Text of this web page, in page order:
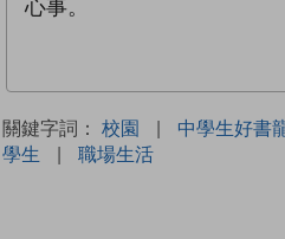
心事。
關鍵字詞： 校園 | 中學生好書
學生
| 職場生活